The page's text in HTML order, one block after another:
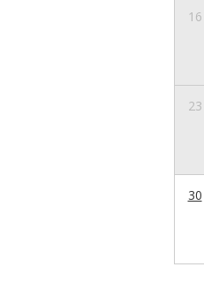
16
23
30